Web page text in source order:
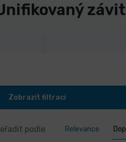
závit
Zobrazit filtraci
podle Relevance